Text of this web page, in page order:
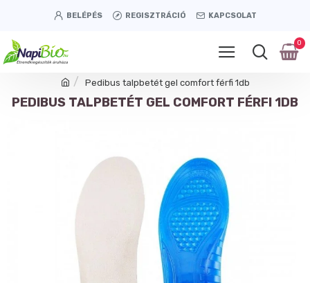
BELÉPÉS REGISZTRÁCIÓ KAPCSOLAT
0
Pedibus talpbetét gel comfort férfi 1db
PEDIBUS TALPBETÉT GEL COMFORT FÉRFI 1DB